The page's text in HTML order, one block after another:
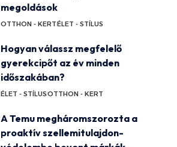
megoldások
OTTHON - KERTÉLET - STÍLUS
Hogyan válassz megfelelő
gyerekcipőt az év minden
időszakában?
ÉLET - STÍLUSOTTHON - KERT
A Temu megháromszorozta a
proaktív szellemitulajdon-